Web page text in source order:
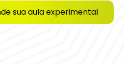
sua aula experimental